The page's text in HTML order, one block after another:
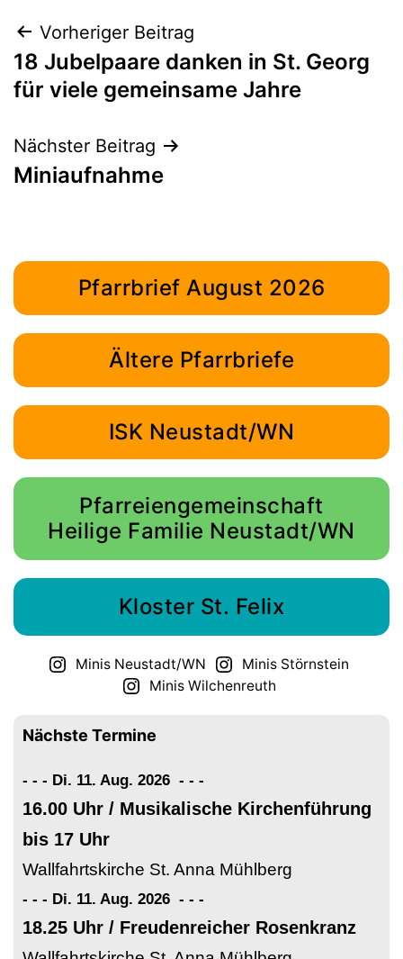
Beitragsnavigation
Vorheriger Beitrag
18 Jubelpaare danken in St. Georg
für viele gemeinsame Jahre
Nächster Beitrag
Miniaufnahme
Pfarrbrief August 2026
Ältere Pfarrbriefe
ISK Neustadt/WN
Pfarreiengemeinschaft
Heilige Familie Neustadt/WN
Kloster St. Felix
Minis Neustadt/WN
Minis Störnstein
Minis Wilchenreuth
Nächste Termine
- - - Di. 11. Aug. 2026 - - -
16.00 Uhr / Musikalische Kirchenführung
bis 17 Uhr
Wallfahrtskirche St. Anna Mühlberg
- - - Di. 11. Aug. 2026 - - -
18.25 Uhr / Freudenreicher Rosenkranz